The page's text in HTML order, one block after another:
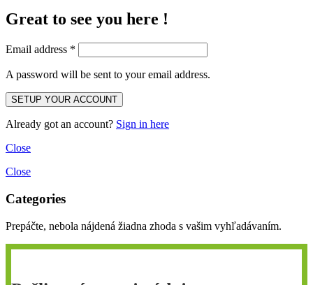
Great to see you here !
Email address *
A password will be sent to your email address.
Already got an account? Sign in here
Close
Close
Categories
Prepáčte, nebola nájdená žiadna zhoda s vašim vyhľadávaním.